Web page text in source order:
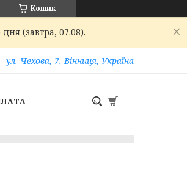
Кошик
(завтра, 07.08).
ул. Чехова, 7, Вінниця, Україна